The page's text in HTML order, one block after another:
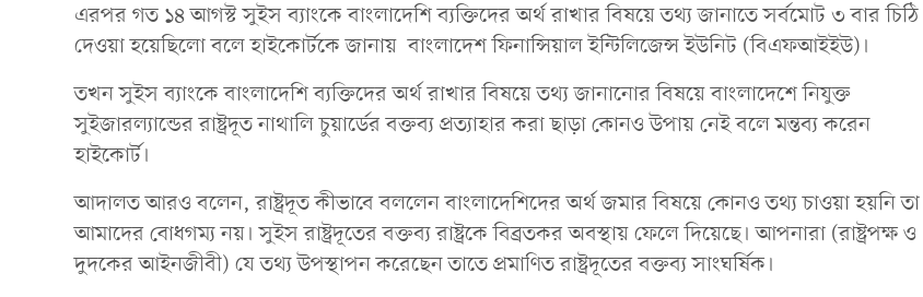
এরপর গত ১৪ আগস্ট সুইস ব্যাংকে বাংলাদেশি ব্যক্তিদের অর্থ রাখার বিষয়ে তথ্য জানাতে সর্বমোট ৩ বার চিঠি
দেওয়া হয়েছিলো বলে হাইকোর্টকে জানায় বাংলাদেশ ফিনান্সিয়াল ইন্টিলিজেন্স ইউনিট (বিএফআইইউ)।
তখন সুইস ব্যাংকে বাংলাদেশি ব্যক্তিদের অর্থ রাখার বিষয়ে তথ্য জানানোর বিষয়ে বাংলাদেশে নিযুক্ত
সুইজারল্যান্ডের রাষ্ট্রদূত নাথালি চুয়ার্ডের বক্তব্য প্রত্যাহার করা ছাড়া কোনও উপায় নেই বলে মন্তব্য করেন
হাইকোর্ট।
আদালত আরও বলেন, রাষ্ট্রদূত কীভাবে বললেন বাংলাদেশিদের অর্থ জমার বিষয়ে কোনও তথ্য চাওয়া হয়নি তা
আমাদের বোধগম্য নয়। সুইস রাষ্ট্রদূতের বক্তব্য রাষ্ট্রকে বিব্রতকর অবস্থায় ফেলে দিয়েছে। আপনারা (রাষ্ট্রপক্ষ ও
দুদকের আইনজীবী) যে তথ্য উপস্থাপন করেছেন তাতে প্রমাণিত রাষ্ট্রদূতের বক্তব্য সাংঘর্ষিক।